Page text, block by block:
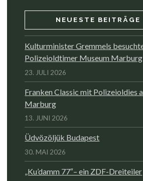
NEUESTE BEITRÄGE
Kulturminister Gremmels
Polizeioldtimer Museum Marburg
23. JULI 2026
Franken Classic mit Polizeioldies
Marburg
13. JUNI 2026
Üdvözöljük Budapest
30. MAI 2026
„Ku’damm 77″– ein ZDF-Dreiteiler